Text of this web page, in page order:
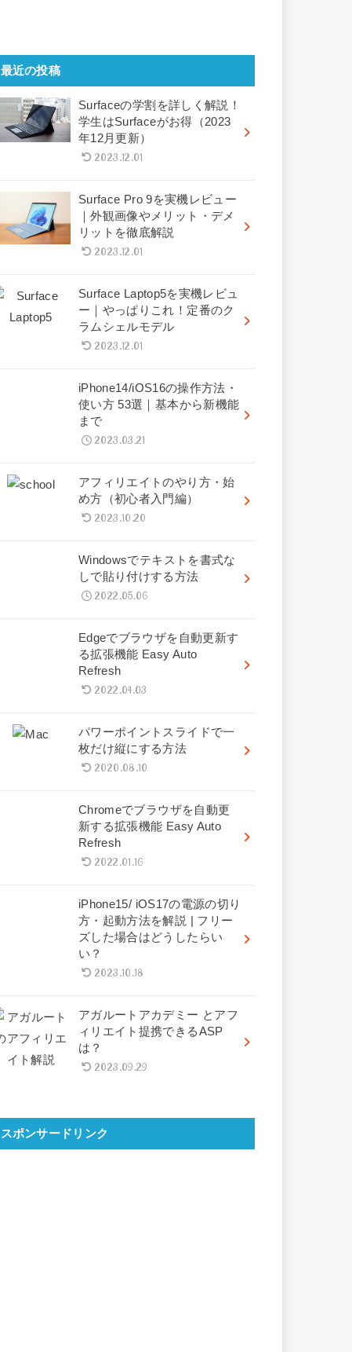
最近の投稿
Surfaceの学割を詳しく解説！
学生はSurfaceがお得（2023
年12月更新）
2023.12.01
Surface Pro 9を実機レビュー
｜外観画像やメリット・デメ
リットを徹底解説
2023.12.01
Surface Laptop5を実機レビュ
ー｜やっぱりこれ！定番のク
ラムシェルモデル
2023.12.01
iPhone14/iOS16の操作方法・
使い方 53選｜基本から新機能
まで
2023.03.21
アフィリエイトのやり方・始
め方（初心者入門編）
2023.10.20
Windowsでテキストを書式な
しで貼り付けする方法
2022.05.06
Edgeでブラウザを自動更新す
る拡張機能 Easy Auto
Refresh
2022.04.03
パワーポイントスライドで一
枚だけ縦にする方法
2020.08.10
Chromeでブラウザを自動更
新する拡張機能 Easy Auto
Refresh
2022.01.16
iPhone15/ iOS17の電源の切り
方・起動方法を解説 | フリー
ズした場合はどうしたらい
い？
2023.10.18
アガルートアカデミー とアフ
ィリエイト提携できるASP
は？
2023.09.29
スポンサードリンク